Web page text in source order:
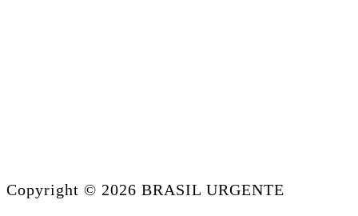
Copyright © 2026 BRASIL URGENTE